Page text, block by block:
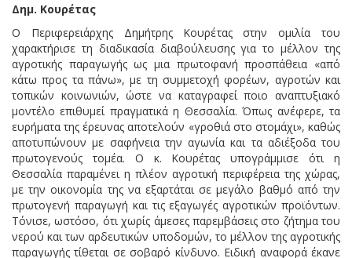
Δημ. Κουρέτας
Ο Περιφερειάρχης Δημήτρης Κουρέτας στην ομιλία του
χαρακτήρισε τη διαδικασία διαβούλευσης για το μέλλον της
αγροτικής παραγωγής ως μια πρωτοφανή προσπάθεια «από
κάτω προς τα πάνω», με τη συμμετοχή φορέων, αγροτών και
τοπικών κοινωνιών, ώστε να καταγραφεί ποιο αναπτυξιακό
μοντέλο επιθυμεί πραγματικά η Θεσσαλία. Όπως ανέφερε, τα
ευρήματα της έρευνας αποτελούν «γροθιά στο στομάχι», καθώς
αποτυπώνουν με σαφήνεια την αγωνία και τα αδιέξοδα του
πρωτογενούς τομέα. Ο κ. Κουρέτας υπογράμμισε ότι η
Θεσσαλία παραμένει η πλέον αγροτική περιφέρεια της χώρας,
με την οικονομία της να εξαρτάται σε μεγάλο βαθμό από την
πρωτογενή παραγωγή και τις εξαγωγές αγροτικών προϊόντων.
Τόνισε, ωστόσο, ότι χωρίς άμεσες παρεμβάσεις στο ζήτημα του
νερού και των αρδευτικών υποδομών, το μέλλον της αγροτικής
παραγωγής τίθεται σε σοβαρό κίνδυνο. Ειδική αναφορά έκανε